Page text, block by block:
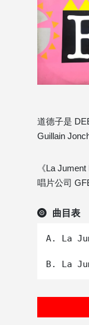
道德子是
Guillain
《La
唱片公司
曲目表
A. La